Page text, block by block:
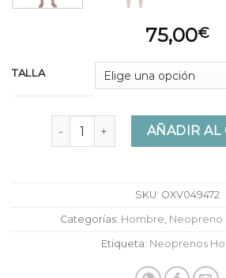
75,00€
TALLA
Neopreno Walliso Ligne
AÑADIR AL
SKU: OXV049472
Categorías: Hombre, Neopreno
Etiqueta: Neoprenos